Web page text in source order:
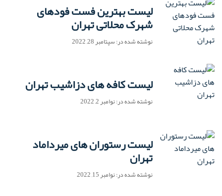
لیست بهترین فست فودهای
شهرک محلاتی تهران
نوشته شده در: سپتامبر 28, 2022
لیست کافه های دزاشیب تهران
نوشته شده در: نوامبر 2, 2022
لیست رستوران های میرداماد
تهران
نوشته شده در: نوامبر 15, 2022